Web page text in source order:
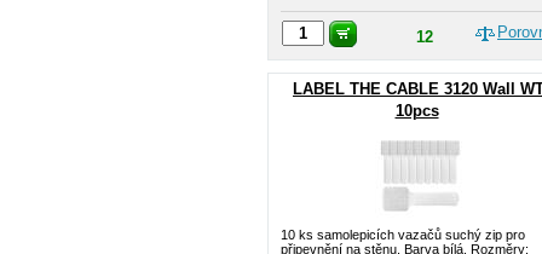
12
LABEL THE CABLE 3120 Wall
10pcs
10 ks samolepicích vazačů suchý zip pro
připevnění na stěnu. Barva bílá. Rozměry: